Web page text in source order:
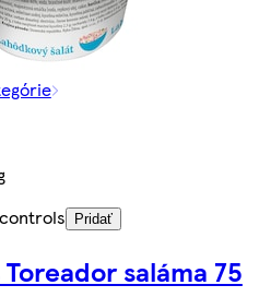
Pridať
saláma 75